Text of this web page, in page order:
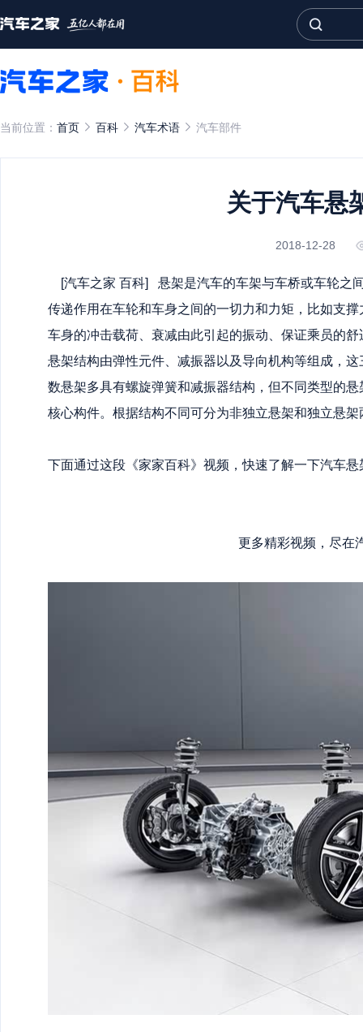
当前位置： 首页 百科 汽车术语 汽车部件
关于汽车悬
2018-12-28
[汽车之家 百科] 悬架是汽车的车架与车桥或车轮之
传递作用在车轮和车身之间的一切力和力矩，比如支
车身的冲击载荷、衰减由此引起的振动、保证乘员的
悬架结构由弹性元件、减振器以及导向机构等组成，
数悬架多具有螺旋弹簧和减振器结构，但不同类型的
核心构件。根据结构不同可分为非独立悬架和独立悬架
下面通过这段《家家百科》视频，快速了解一下汽车悬
更多精彩视频，尽在